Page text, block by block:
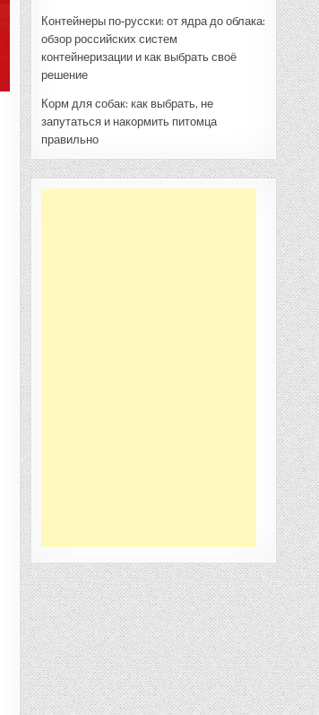
Контейнеры по‑русски: от ядра до облака:
обзор российских систем
контейнеризации и как выбрать своё
решение
Корм для собак: как выбрать, не
запутаться и накормить питомца
правильно